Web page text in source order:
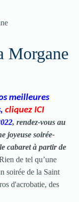
Morgane
meilleures
, cliquez ICI
, rendez-vous au
joyeuse soirée-
cabaret à partir de
de tel qu’une
soirée de la Saint
d'acrobatie, des